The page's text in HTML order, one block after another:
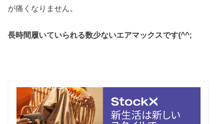
が痛くなりません。
長時間履いていられる数少ないエアマックスです(^^;